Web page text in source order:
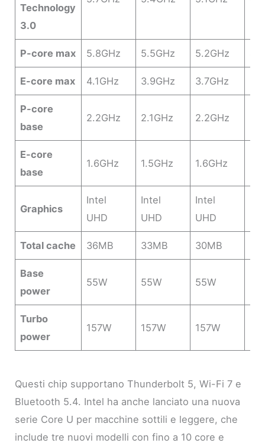
Technology
3.0
P-core max 5.8GHz 5.5GHz 5.2GHz
E-core max 4.1GHz 3.9GHz 3.7GHz
P-core
base
2.2GHz 2.1GHz 2.2GHz
E-core
base
1.6GHz 1.5GHz 1.6GHz
Graphics
Intel
UHD
Intel
UHD
Intel
UHD
Total cache 36MB 33MB 30MB
Base
power
55W 55W 55W
Turbo
power
157W 157W 157W
Questi chip supportano Thunderbolt 5, Wi-Fi 7 e
Bluetooth 5.4. Intel ha anche lanciato una nuova
serie Core U per macchine sottili e leggere, che
include tre nuovi modelli con fino a 10 core e